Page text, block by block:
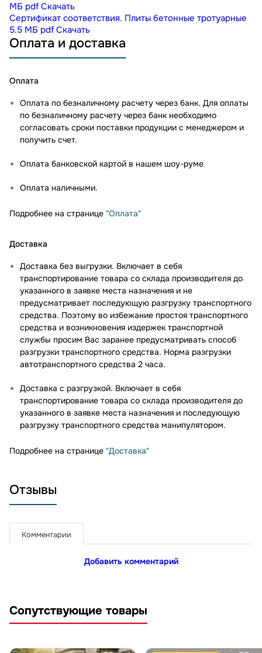
МБ pdf Скачать
Сертификат соответствия. Плиты бетонные тротуарные
5.5 МБ pdf Скачать
Оплата и доставка
Оплата
Оплата по безналичному расчету через банк. Для оплаты
по безналичному расчету через банк необходимо
согласовать сроки поставки продукции с менеджером и
получить счет.
Оплата банковской картой в нашем шоу-руме.
Оплата наличными.
Подробнее на странице "Оплата"
Доставка
Доставка без выгрузки. Включает в себя
транспортирование товара со склада производителя до
указанного в заявке места назначения и не
предусматривает последующую разгрузку транспортного
средства. Поэтому во избежание простоя транспортного
средства и возникновения издержек транспортной
службы просим Вас заранее предусматривать способ
разгрузки транспортного средства. Норма разгрузки
автотранспортного средства 2 часа.
Доставка с разгрузкой. Включает в себя
транспортирование товара со склада производителя до
указанного в заявке места назначения и последующую
разгрузку транспортного средства манипулятором.
Подробнее на странице "Доставка"
Отзывы
Комментарии
Добавить комментарий
Сопутствующие товары